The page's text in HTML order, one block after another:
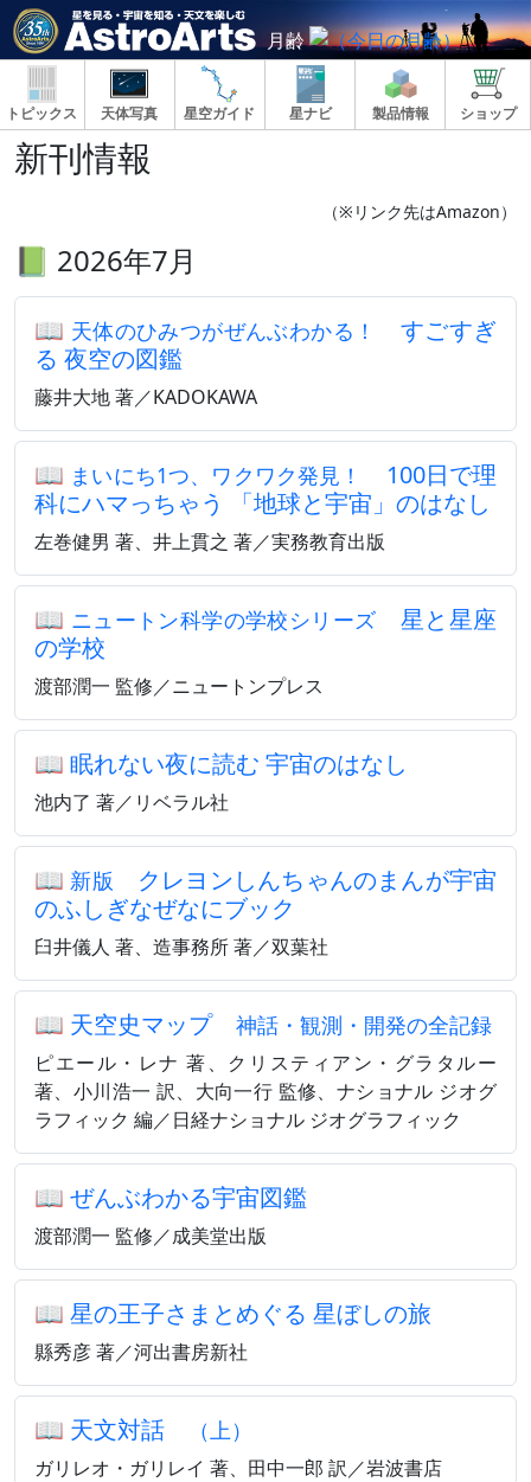
月齢
トピックス 天体写真 星空ガイド 星ナビ 製品情報 ショップ
新刊情報
（※リンク先はAmazon）
📗 2026年7月
📖 天体のひみつがぜんぶわかる！
すごすぎ
る 夜空の図鑑
藤井大地 著／KADOKAWA
📖 まいにち1つ、ワクワク発見！
100日で理
科にハマっちゃう 「地球と宇宙」のはなし
左巻健男 著、井上貫之 著／実務教育出版
📖 ニュートン科学の学校シリーズ 星と星座
の学校
渡部潤一 監修／ニュートンプレス
📖 眠れない夜に読む 宇宙のはなし
池内了 著／リベラル社
📖 新版
クレヨンしんちゃんのまんが宇宙
のふしぎなぜなにブック
臼井儀人 著、造事務所 著／双葉社
📖 天空史マップ 神話・観測・開発の全記録
ピエール・レナ 著、クリスティアン・グラタルー
著、小川浩一 訳、大向一行 監修、ナショナル ジオグ
ラフィック 編／日経ナショナル ジオグラフィック
📖 ぜんぶわかる宇宙図鑑
渡部潤一 監修／成美堂出版
📖 星の王子さまとめぐる 星ぼしの旅
縣秀彦 著／河出書房新社
📖 天文対話 （上）
ガリレオ・ガリレイ 著、田中一郎 訳／岩波書店